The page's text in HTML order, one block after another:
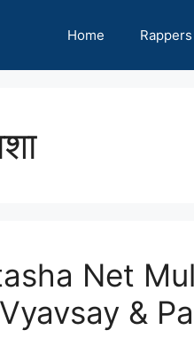
Home Rappers
Net
&